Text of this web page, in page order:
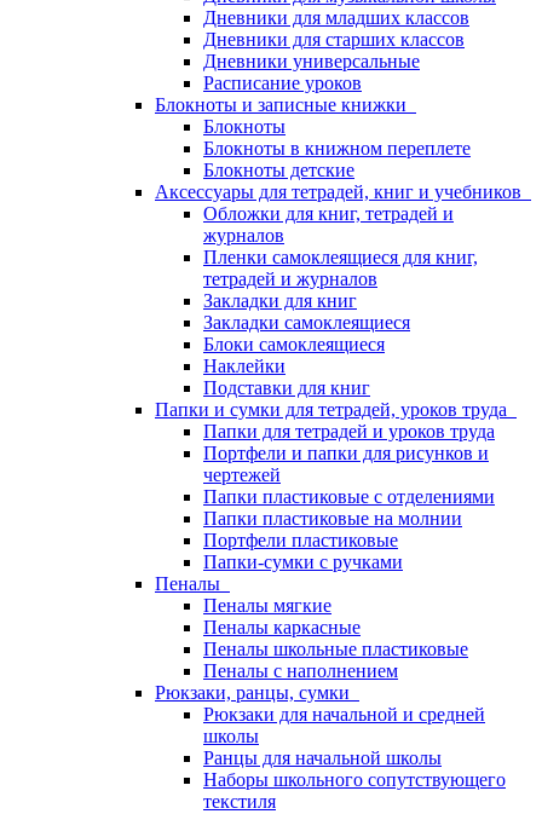
Дневники для младших классов
Дневники для старших классов
Дневники универсальные
Расписание уроков
Блокноты и записные книжки
Блокноты
Блокноты в книжном переплете
Блокноты детские
Аксессуары для тетрадей, книг и учебников
Обложки для книг, тетрадей и
журналов
Пленки самоклеящиеся для книг,
тетрадей и журналов
Закладки для книг
Закладки самоклеящиеся
Блоки самоклеящиеся
Наклейки
Подставки для книг
Папки и сумки для тетрадей, уроков труда
Папки для тетрадей и уроков труда
Портфели и папки для рисунков и
чертежей
Папки пластиковые с отделениями
Папки пластиковые на молнии
Портфели пластиковые
Папки-сумки с ручками
Пеналы
Пеналы мягкие
Пеналы каркасные
Пеналы школьные пластиковые
Пеналы с наполнением
Рюкзаки, ранцы, сумки
Рюкзаки для начальной и средней
школы
Ранцы для начальной школы
Наборы школьного сопутствующего
текстиля